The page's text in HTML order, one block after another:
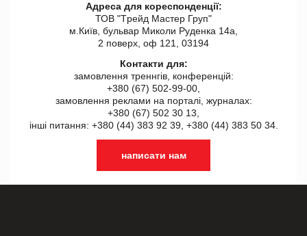
Адреса для кореспонденції:
ТОВ "Tрейд Мастер Груп"
м.Київ, бульвар Миколи Руденка 14а,
2 поверх, оф 121, 03194
Контакти для:
замовлення треннгів, конференцій:
+380 (67) 502-99-00,
замовлення реклами на порталі, журналах:
+380 (67) 502 30 13,
інші питання: +380 (44) 383 92 39, +380 (44) 383 50 34.
написати нам